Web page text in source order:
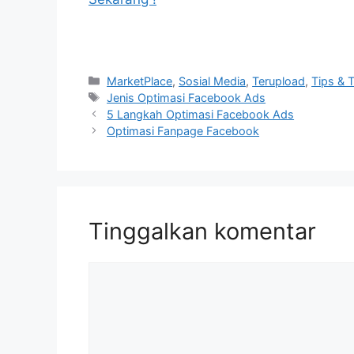
Kategori
MarketPlace, Sosial Media,Terupload,Tips &
Tag
Jenis Optimasi Facebook Ads
5 Langkah Optimasi Facebook Ads
Optimasi Fanpage Facebook
Tinggalkan komentar